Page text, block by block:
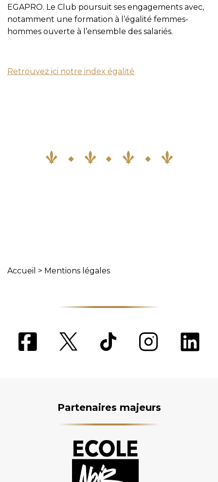
EGAPRO. Le Club poursuit ses engagements avec,
notamment une formation à l’égalité femmes-
hommes ouverte à l’ensemble des salariés.
Retrouvez ici notre index égalité
Accueil > Mentions légales
Partenaires majeurs